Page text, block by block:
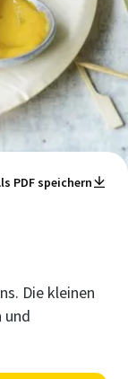
PDF speichern
Die kleinen
und